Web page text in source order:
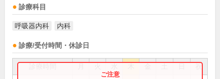
診療科目
呼吸器内科 内科
診療/受付時間・休診日
祝